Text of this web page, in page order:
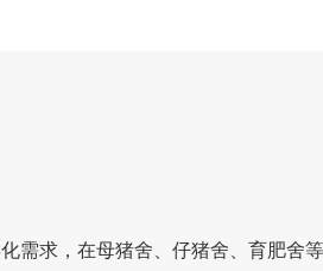
需求，在母猪舍、仔猪舍、育肥舍